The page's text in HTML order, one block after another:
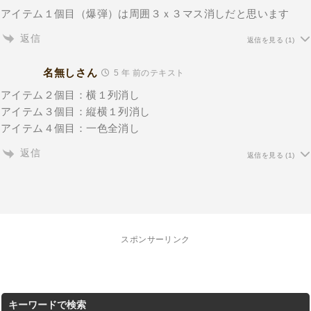
アイテム１個目（爆弾）は周囲３ｘ３マス消しだと思います
返信 返信を見る (1)
名無しさん 5 年 前のテキスト
アイテム２個目：横１列消し
アイテム３個目：縦横１列消し
アイテム４個目：一色全消し
返信 返信を見る (1)
スポンサーリンク
キーワードで検索